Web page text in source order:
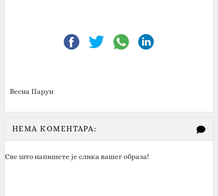
Весна Парун
НЕМА КОМЕНТАРА:
Све што напишете је слика вашег образа!